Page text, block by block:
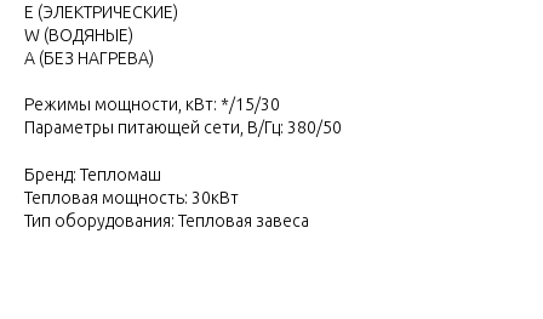
Е (ЭЛЕКТРИЧЕСКИЕ)
W (ВОДЯНЫЕ)
А (БЕЗ НАГРЕВА)
Режимы мощности, кВт: */15/30
Параметры питающей сети, В/Гц: 380/50
Бренд: Тепломаш
Тепловая мощность: 30кВт
Тип оборудования: Тепловая завеса